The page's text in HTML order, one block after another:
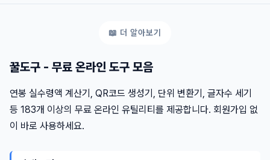
꿀도구 - 무료 온라인 도구 모음
연봉 실수령액 계산기, QR코드 생성기, 단위 변환기, 글자수 세기
등 183개 이상의 무료 온라인 유틸리티를 제공합니다. 회원가입 없
이 바로 사용하세요.